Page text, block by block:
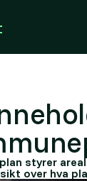
styrer
over hva